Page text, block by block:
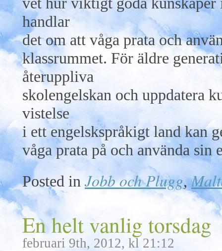
handlar
det om att våga prata och
klassrummet. För äldre
återuppliva
skolengelskan och uppdatera
vistelse
i ett engelskspråkigt land kan
våga prata på och använda sin
Posted in Jobb och Plugg,
En helt vanlig torsdag
februari 9th, 2012, kl 21:12